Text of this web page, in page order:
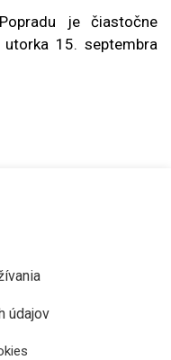
je čiastočne
15. septembra
údajov